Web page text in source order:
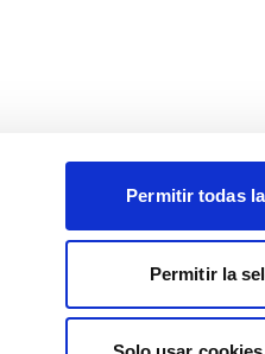
Permitir todas
Permitir la